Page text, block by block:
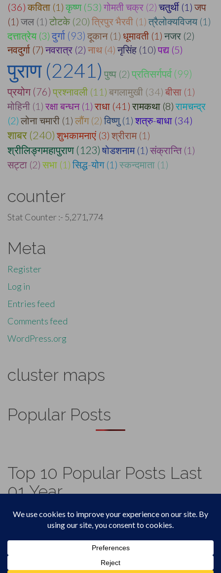
(36) कविता (1) कृष्ण (53) गोमती चक्र (2) चतुर्थी (1) जप
(1) जल (1) टोटके (20) त्रिपुर भैरवी (1) त्रैलोक्यविजय (1)
दत्तात्रेय (3) दुर्गा (93) दूकान (1) धूमावती (1) नजर (2)
नवदुर्गा (7) नवरात्र (2) नाथ (4) नृसिंह (10) पद्य (5)
पुराण (2241) पुष्प (2) प्रतिसर्गपर्व (99)
प्रयोग (76) प्रश्नावली (11) बगलामुखी (34) बीसा (1)
मोहिनी (1) रक्षा बन्धन (1) राधा (41) रामकथा (8) रामचन्द्र
(2) लोना चमारी (1) लौंग (2) विष्णु (1) शत्रु-बाधा (34)
शाबर (240) शुभकामनाएं (3) श्रीराम (1)
श्रीलिङ्गमहापुराण (123) षोडशनाम (1) संक्रान्ति (1)
सट्टा (2) सभा (1) सिद्ध-योग (1) स्कन्दमाता (1)
counter
Stat Counter :- 5,271,774
Meta
Register
Log in
Entries feed
Comments feed
WordPress.org
cluster maps
Popular Posts
Top 10 Popular Posts Last
01 Year
Footer
Menu
Top Home
Vadicjagat.Theme by